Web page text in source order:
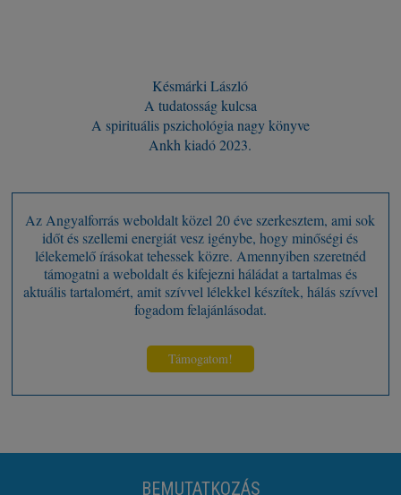
Késmárki László
A tudatosság kulcsa
A spirituális pszichológia nagy könyve
Ankh kiadó 2023.
Az Angyalforrás weboldalt közel 20 éve szerkesztem, ami sok
időt és szellemi energiát vesz igénybe, hogy minőségi és
lélekemelő írásokat tehessek közre. Amennyiben szeretnéd
támogatni a weboldalt és kifejezni háládat a tartalmas és
aktuális tartalomért, amit szívvel lélekkel készítek, hálás szívvel
fogadom felajánlásodat.
Támogatom!
BEMUTATKOZÁS